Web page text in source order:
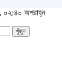
০২:৪০ অপরাহ্ন
খুঁজুন